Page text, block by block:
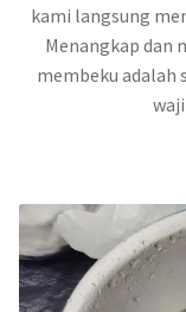
kami langsung
Menangkap dan
membeku adalah